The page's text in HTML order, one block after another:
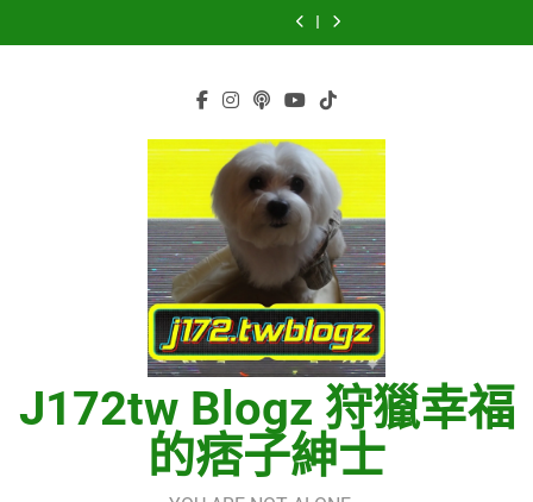
to
少女時代(소녀시
대)(Girls’
using OpenRouter
(다시만난세계)(Into
Generation)
LE SSERAFIM(르
Hermes One
Quick Start Guide
Telegram
虹 – 菅田将暉
J172tw Blogz 狩獵幸福
的痞子紳士